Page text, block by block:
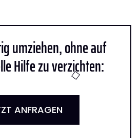
umziehen, ohne auf
Hilfe zu verzichten:
ANFRAGEN